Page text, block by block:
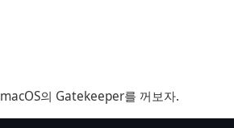
의 Gatekeeper를 꺼보자.